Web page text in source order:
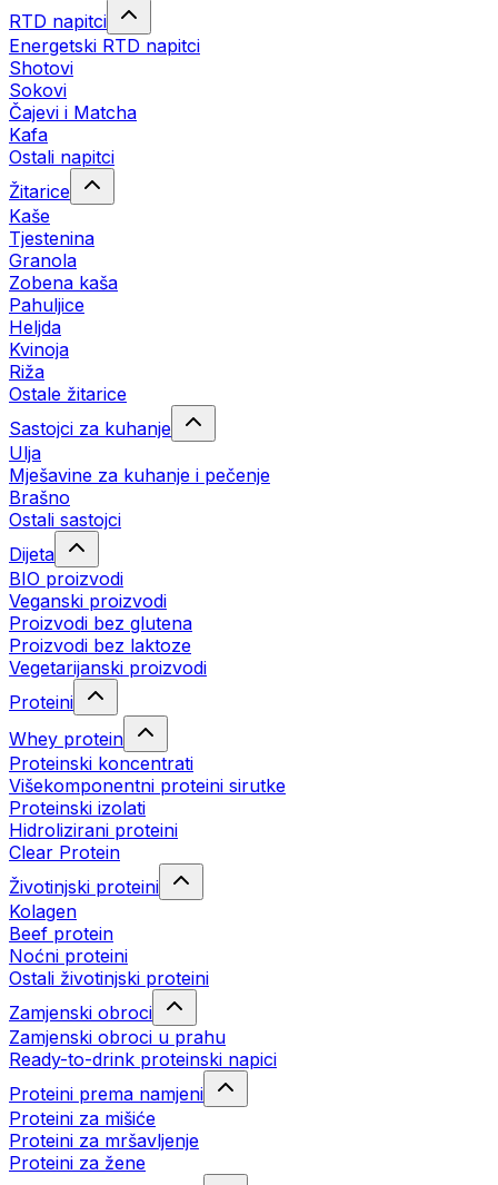
RTD napitci
Energetski RTD napitci
Shotovi
Sokovi
Čajevi i Matcha
Kafa
Ostali napitci
Žitarice
Kaše
Tjestenina
Granola
Zobena kaša
Pahuljice
Heljda
Kvinoja
Riža
Ostale žitarice
Sastojci za kuhanje
Ulja
Mješavine za kuhanje i pečenje
Brašno
Ostali sastojci
Dijeta
BIO proizvodi
Veganski proizvodi
Proizvodi bez glutena
Proizvodi bez laktoze
Vegetarijanski proizvodi
Proteini
Whey protein
Proteinski koncentrati
Višekomponentni proteini sirutke
Proteinski izolati
Hidrolizirani proteini
Clear Protein
Životinjski proteini
Kolagen
Beef protein
Noćni proteini
Ostali životinjski proteini
Zamjenski obroci
Zamjenski obroci u prahu
Ready-to-drink proteinski napici
Proteini prema namjeni
Proteini za mišiće
Proteini za mršavljenje
Proteini za žene